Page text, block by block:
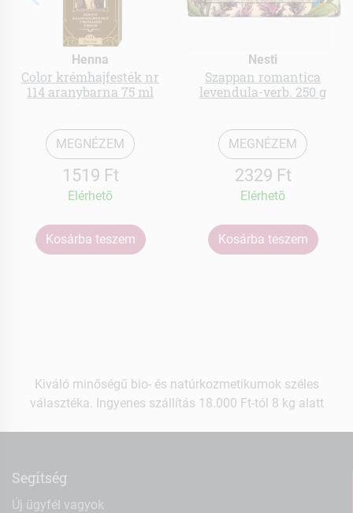
Henna
Color krémhajfesték nr
114 aranybarna 75 ml
MEGNÉZEM
1519 Ft
Elérhetõ
Kosárba teszem
Nesti
Szappan romantica
levendula-verb. 250 g
MEGNÉZEM
2329 Ft
Elérhetõ
Kosárba teszem
Kiváló minőségű bio- és natúrkozmetikumok széles
választéka. Ingyenes szállítás 18.000 Ft-tól 8 kg alatt
Segítség
Új ügyfél vagyok